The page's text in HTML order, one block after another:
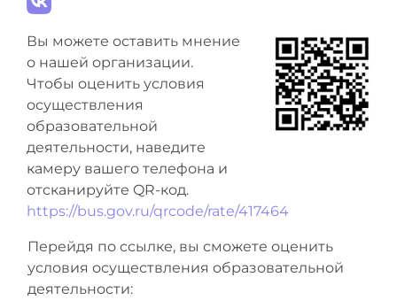
Вы можете оставить мнение
о нашей организации.
Чтобы оценить условия
осуществления
образовательной
деятельности, наведите
камеру вашего телефона и
отсканируйте QR-код.
https://bus.gov.ru/qrcode/rate/417464
Перейдя по ссылке, вы сможете оценить
условия осуществления образовательной
деятельности: